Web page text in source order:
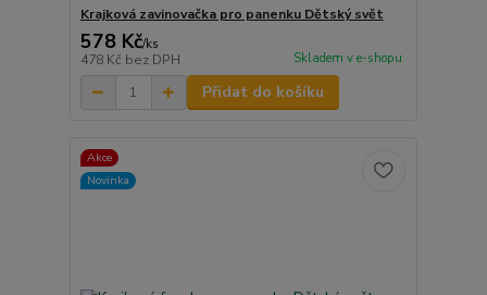
Krajková zavinovačka pro panenku Dětský svět
578 Kč/ks
478 Kč bez DPH Skladem v e-shopu
Přidat do košíku
Akce
Novinka